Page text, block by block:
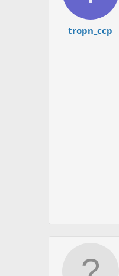
tropn_ccp